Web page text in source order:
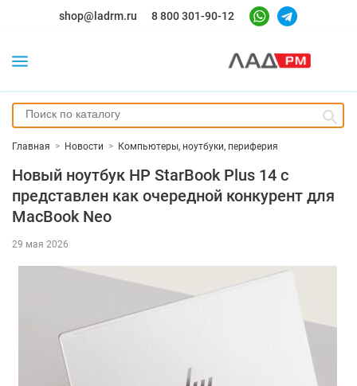
shop@ladrm.ru 8 800 301-90-12
Главная > Новости > Компьютеры, ноутбуки, периферия
Новый ноутбук HP StarBook Plus 14 с
представлен как очередной конкурент для
MacBook Neo
29 мая 2026